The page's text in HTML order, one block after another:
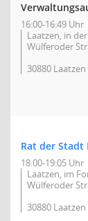
16:00-16:49 Uhr
Laatzen, in
Wülferoder
30880 Laatzen
Rat der Stadt
18:00-19:05 Uhr
Laatzen, im
Wülferoder
30880 Laatzen